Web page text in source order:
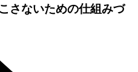
さないための仕組みづ